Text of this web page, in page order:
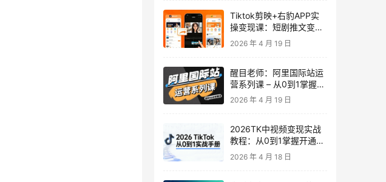
Tiktok剪映+右豹APP实
操变现课：短剧推文变现
全教程来了！
2026 年 4 月 19 日
醒目老师：阿里国际站运
营系列课 – 从0到1掌握平
台运营核心技巧
2026 年 4 月 19 日
2026TK中视频变现实战
教程：从0到1掌握开通、
养号、剪辑到变现，新手
副业首选
2026 年 4 月 18 日